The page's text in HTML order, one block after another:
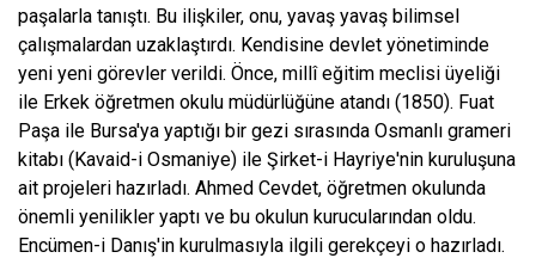
paşalarla tanıştı. Bu ilişkiler, onu, yavaş yavaş bilimsel
çalışmalardan uzak­laştırdı. Kendisine devlet yönetiminde
yeni ye­ni görevler verildi. Önce, millî eğitim meclisi üyeliği
ile Erkek öğretmen okulu müdürlüğü­ne atandı (1850). Fuat
Paşa ile Bursa'ya yaptığı bir gezi sırasında Osmanlı grameri
kitabı (Kavaid-i Osmaniye) ile Şirket-i Hayriye'nin ku­ruluşuna
ait projeleri hazırladı. Ahmed Cev­det, öğretmen okulunda
önemli yenilikler yaptı ve bu okulun kurucularından oldu.
Encümen-i Danış'in kurulmasıyla ilgili gerekçeyi o hazırladı.